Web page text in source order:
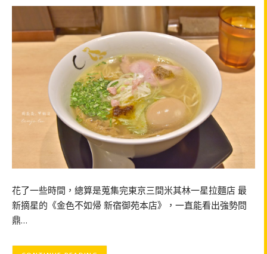
花了一些時間，總算是蒐集完東京三間米其林一星拉麵店 最
新摘星的《金色不如帰 新宿御苑本店》，一直能看出強勢問
鼎…